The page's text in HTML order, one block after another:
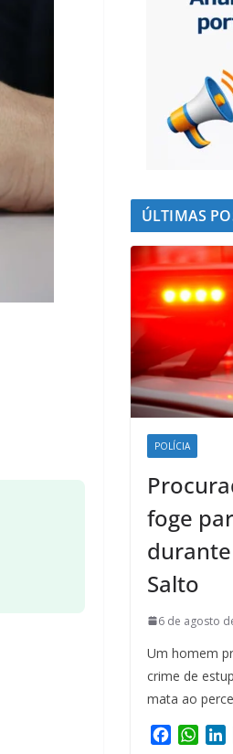
ÚLTIMAS
POLÍCIA
foge
Salto
6 de agosto
Um homem
crime de
mata ao
W